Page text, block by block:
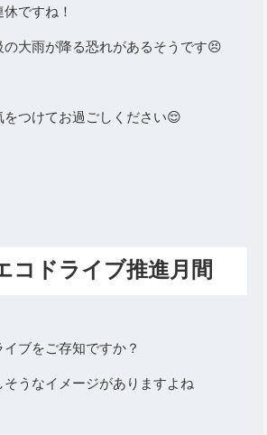
ですね！
大雨が降る恐れがあるそうです😣
つけてお過ごしください😌
コドライブ推進月間
ブをご存知ですか？
うなイメージがありますよね